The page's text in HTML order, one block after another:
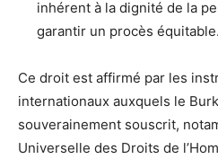
inhérent à la dignité de la
garantir un procès équitable.
Ce droit est affirmé par les
internationaux auxquels le
souverainement souscrit,
Universelle des Droits de